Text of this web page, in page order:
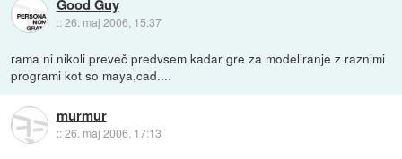
Good Guy
::26. maj 2006, 15:37
rama ni nikoli preveč predvsem kadar gre za modeliranje z raznimi
programi kot so maya,cad....
murmur
::26. maj 2006, 17:13